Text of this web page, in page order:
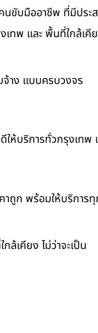
นขับมืออาชีพ ที่มีปร
ทพ และ พื้นที่ใกล้เคี
จ้าง แบบครบวงจร
ให้บริการทั่วกรุงเทพ
าถูก พร้อมให้บริการ
เคียง ไม่ว่าจะเป็น